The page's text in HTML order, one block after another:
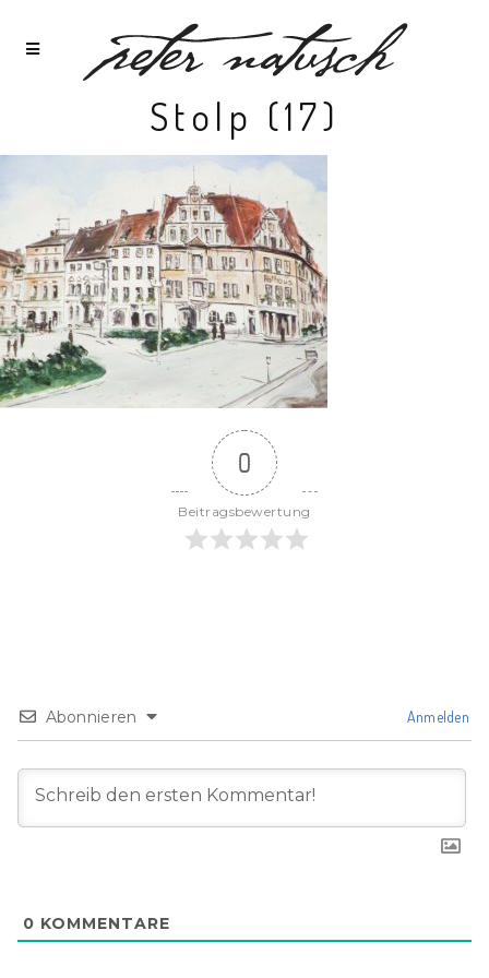
Stolp (17)
0
Beitragsbewertung
Abonnieren Anmelden
0 KOMMENTARE